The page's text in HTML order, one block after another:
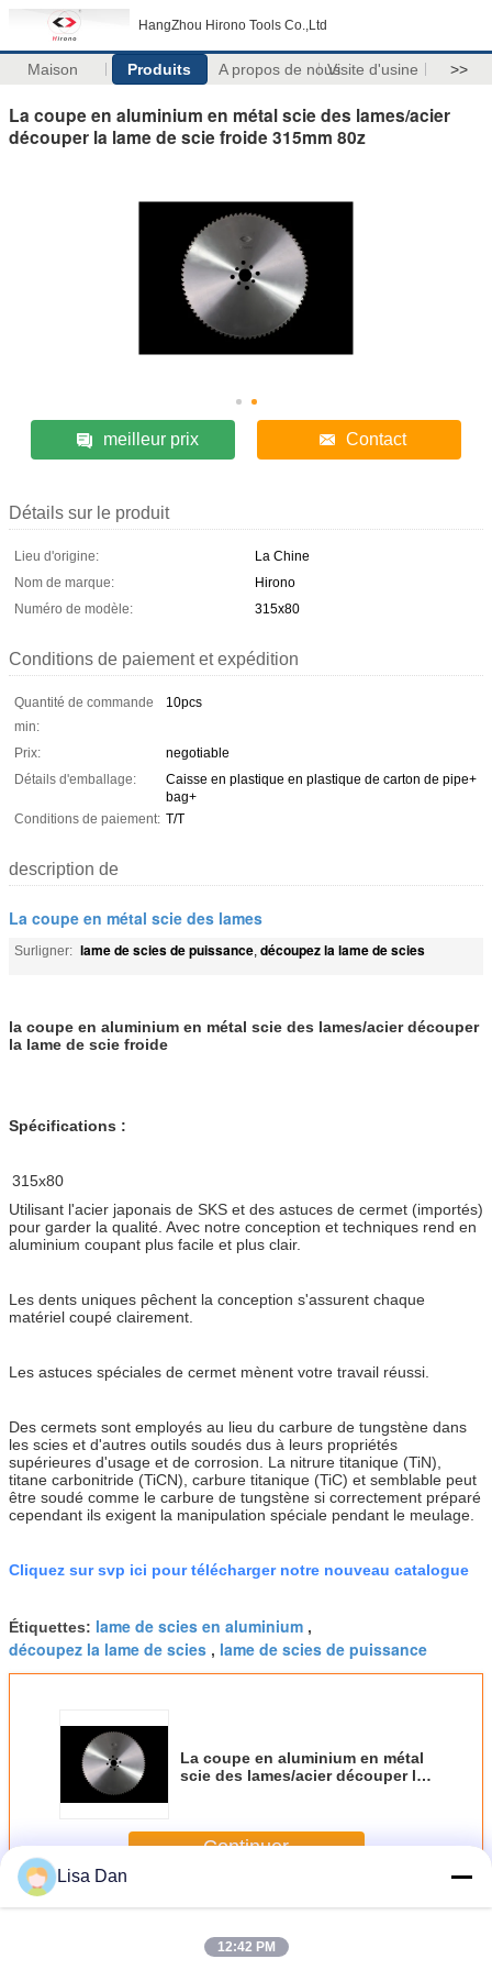
HangZhou Hirono Tools Co.,Ltd
Maison Produits A propos de nousVisite d'usine >>
La coupe en aluminium en métal scie des lames/acier
découper la lame de scie froide 315mm 80z
meilleur prix Contact
Détails sur le produit
Lieu d'origine:
La Chine
Nom de marque:
Hirono
Numéro de modèle:
315x80
Conditions de paiement et expédition
Quantité de commande
min:
10pcs
Prix:
negotiable
Détails d'emballage:
Caisse en plastique en plastique de carton de pipe+
bag+
Conditions de paiement: T/T
description de
La coupe en métal scie des lames
Surligner: lame de scies de puissance, découpez la lame de scies
la coupe en aluminium en métal scie des lames/acier découper
la lame de scie froide
Spécifications :
315x80
Utilisant l'acier japonais de SKS et des astuces de cermet (importés)
pour garder la qualité. Avec notre conception et techniques rend en
aluminium coupant plus facile et plus clair.
Les dents uniques pêchent la conception s'assurent chaque
matériel coupé clairement.
Les astuces spéciales de cermet mènent votre travail réussi.
Des cermets sont employés au lieu du carbure de tungstène dans
les scies et d'autres outils soudés dus à leurs propriétés
supérieures d'usage et de corrosion. La nitrure titanique (TiN),
titane carbonitride (TiCN), carbure titanique (TiC) et semblable peut
être soudé comme le carbure de tungstène si correctement préparé
cependant ils exigent la manipulation spéciale pendant le meulage.
Cliquez sur svp ici pour télécharger notre nouveau catalogue
Étiquettes: lame de scies en aluminium ,
découpez la lame de scies , lame de scies de puissance
La coupe en aluminium en métal
scie des lames/acier découper la
Continuer
PlusLa coupe en métal scie des lames
Lisa Dan
12:42 PM